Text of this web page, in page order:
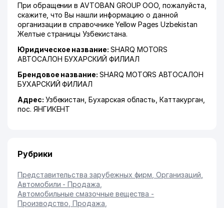
При обращении в AVTOBAN GROUP ООО, пожалуйста,
скажите, что Вы нашли информацию о данной
организации в справочнике Yellow Pages Uzbekistan
Желтые страницы Узбекистана.
Юридическое название: SHARQ MOTORS
АВТОСАЛОН БУХАРСКИЙ ФИЛИАЛ
Брендовое название: SHARQ MOTORS АВТОСАЛОН
БУХАРСКИЙ ФИЛИАЛ
Адрес: Узбекистан,Бухарская область ,Каттакурган
пос. ЯНГИКЕНТ
Рубрики
Представительства зарубежных фирм, Организаций
Автомобили - Продажа
Автомобильные смазочные вещества -
Производство, Продажа